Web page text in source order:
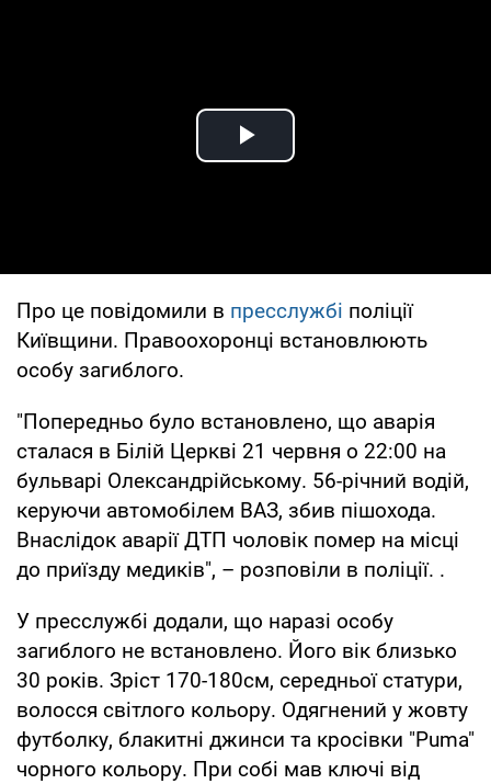
Play Video
Про це повідомили в пресслужбі поліції
Київщини. Правоохоронці встановлюють
особу загиблого.
"Попередньо було встановлено, що аварія
сталася в Білій Церкві 21 червня о 22:00 на
бульварі Олександрійському. 56-річний водій,
керуючи автомобілем ВАЗ, збив пішохода.
Внаслідок аварії ДТП чоловік помер на місці
до приїзду медиків", – розповіли в поліції. .
У пресслужбі додали, що наразі особу
загиблого не встановлено. Його вік близько
30 років. Зріст 170-180см, середньої статури,
волосся світлого кольору. Одягнений у жовту
футболку, блакитні джинси та кросівки "Puma"
чорного кольору. При собі мав ключі від